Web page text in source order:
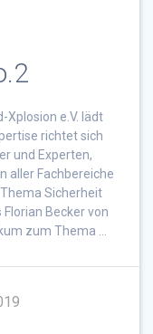
e.V. lädt
richtet sich
und Experten,
aller Fachbereiche
Sicherheit
Becker von
zum Thema …